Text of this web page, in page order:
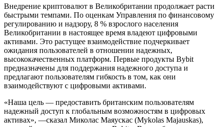
Внедрение криптовалют в Великобритании продолжает расти
быстрыми темпами. По оценкам Управления по финансовому
регулированию и надзору, 8 % взрослого населения
Великобритании в настоящее время владеют цифровыми
активами. Это растущее взаимодействие подчеркивает
ожидания пользователей в отношении надежных,
высококачественных платформ. Первые продукты Bybit
предназначены для поддержания надежного доступа и
предлагают пользователям гибкость в том, как они
взаимодействуют с цифровыми активами.
«Наша цель — предоставить британским пользователям
надежный доступ к глобальным возможностям в цифровых
активах», —сказал Миколас Маяускас (Mykolas Majauskas),